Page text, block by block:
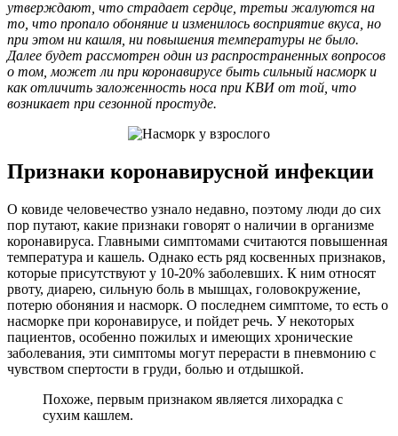
утверждают, что страдает сердце, третьи жалуются на
то, что пропало обоняние и изменилось восприятие вкуса, но
при этом ни кашля, ни повышения температуры не было.
Далее будет рассмотрен один из распространенных вопросов
о том, может ли при коронавирусе быть сильный насморк и
как отличить заложенность носа при КВИ от той, что
возникает при сезонной простуде.
Признаки коронавирусной инфекции
О ковиде человечество узнало недавно, поэтому люди до сих
пор путают, какие признаки говорят о наличии в организме
коронавируса. Главными симптомами считаются повышенная
температура и кашель. Однако есть ряд косвенных признаков,
которые присутствуют у 10-20% заболевших. К ним относят
рвоту, диарею, сильную боль в мышцах, головокружение,
потерю обоняния и насморк. О последнем симптоме, то есть о
насморке при коронавирусе, и пойдет речь. У некоторых
пациентов, особенно пожилых и имеющих хронические
заболевания, эти симптомы могут перерасти в пневмонию с
чувством спертости в груди, болью и отдышкой.
Похоже, первым признаком является лихорадка с
сухим кашлем.